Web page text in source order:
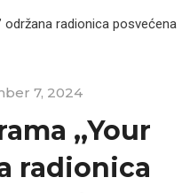
7, 2024
,,Your
radionica